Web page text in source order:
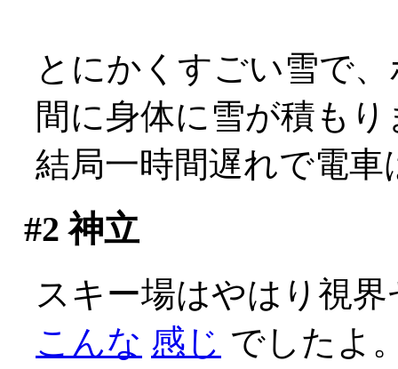
とにかくすごい雪で
間に身体に雪が積も
結局一時間遅れで電車
#2 神立
スキー場はやはり視
こんな 感じ でしたよ